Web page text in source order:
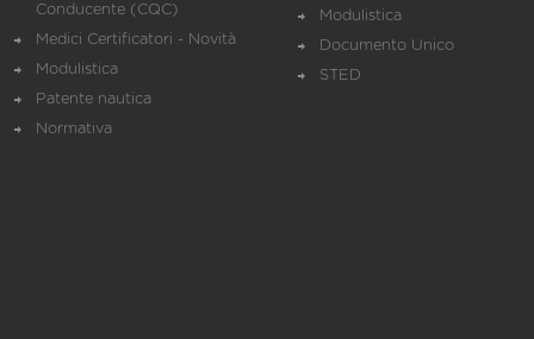
Conducente (CQC)
Medici Certificatori - Novità
Modulistica
Patente nautica
Normativa
Modulistica
Documento Unico
STED